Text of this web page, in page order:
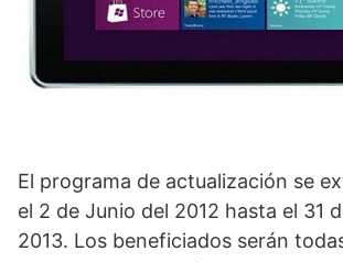
El programa de actualización se
el 2 de Junio del 2012 hasta el 31
2013. Los beneficiados serán